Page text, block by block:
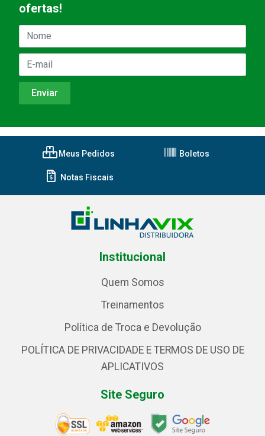
ofertas!
Meus Pedidos Boletos
Notas Fiscais
Institucional
Quem Somos
Treinamentos
Política de Troca e Devolução
POLÍTICA DE PRIVACIDADE E TERMOS DE USO DE
APLICATIVOS
Site Seguro